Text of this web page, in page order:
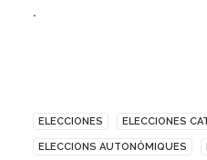
.
ELECCIONES ELECCIONES
ELECCIONS AUTONÓMIQUES